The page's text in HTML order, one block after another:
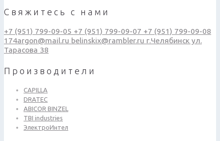
Свяжитесь с нами
+7 (951) 799-09-05 +7 (951) 799-09-07 +7 (951) 799-09-08
174argon@mail.ru belinskix@rambler.ru г.Челябинск ул.
Тарасова 38
Производители
CAPILLA
DRATEC
ABICOR BINZEL
TBI industries
ЭлектроИнтел